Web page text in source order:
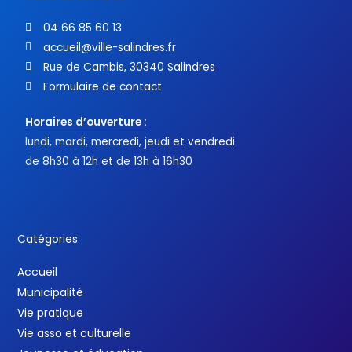
04 66 85 60 13
accueil@ville-salindres.fr
Rue de Cambis, 30340 Salindres
Formulaire de contact
Horaires d’ouverture :
lundi, mardi, mercredi, jeudi et vendredi
de 8h30 à 12h et de 13h à 16h30
Catégories
Accueil
Municipalité
Vie pratique
Vie asso et culturelle